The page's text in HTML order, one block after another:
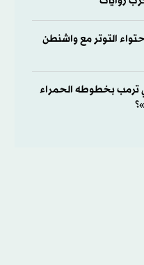
التوتر مع واشنطن
بخطوطه الحمراء